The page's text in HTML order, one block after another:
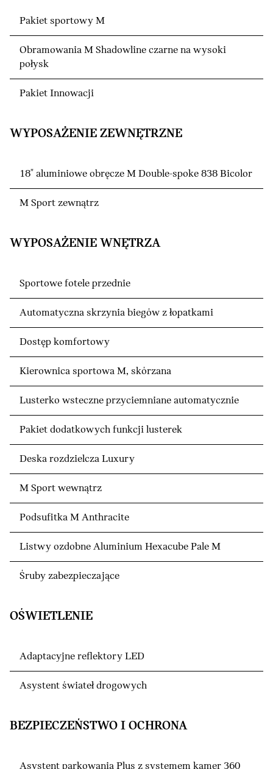
Pakiet sportowy M
Obramowania M Shadowline czarne na wysoki
połysk
Pakiet Innowacji
WYPOSAŻENIE ZEWNĘTRZNE
18" aluminiowe obręcze M Double-spoke 838 Bicolor
M Sport zewnątrz
WYPOSAŻENIE WNĘTRZA
Sportowe fotele przednie
Automatyczna skrzynia biegów z łopatkami
Dostęp komfortowy
Kierownica sportowa M, skórzana
Lusterko wsteczne przyciemniane automatycznie
Pakiet dodatkowych funkcji lusterek
Deska rozdzielcza Luxury
M Sport wewnątrz
Podsufitka M Anthracite
Listwy ozdobne Aluminium Hexacube Pale M
Śruby zabezpieczające
OŚWIETLENIE
Adaptacyjne reflektory LED
Asystent świateł drogowych
BEZPIECZEŃSTWO I OCHRONA
Asystent parkowania Plus z systemem kamer 360